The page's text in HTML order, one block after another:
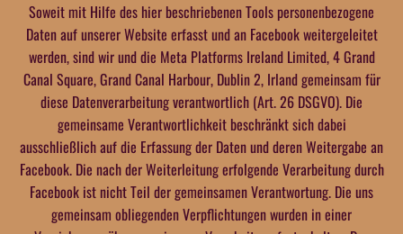
Soweit mit Hilfe des hier beschriebenen Tools personenbezogene
Daten auf unserer Website erfasst und an Facebook weitergeleitet
werden, sind wir und die Meta Platforms Ireland Limited, 4 Grand
Canal Square, Grand Canal Harbour, Dublin 2, Irland gemeinsam für
diese Datenverarbeitung verantwortlich (Art. 26 DSGVO). Die
gemeinsame Verantwortlichkeit beschränkt sich dabei
ausschließlich auf die Erfassung der Daten und deren Weitergabe an
Facebook. Die nach der Weiterleitung erfolgende Verarbeitung durch
Facebook ist nicht Teil der gemeinsamen Verantwortung. Die uns
gemeinsam obliegenden Verpflichtungen wurden in einer